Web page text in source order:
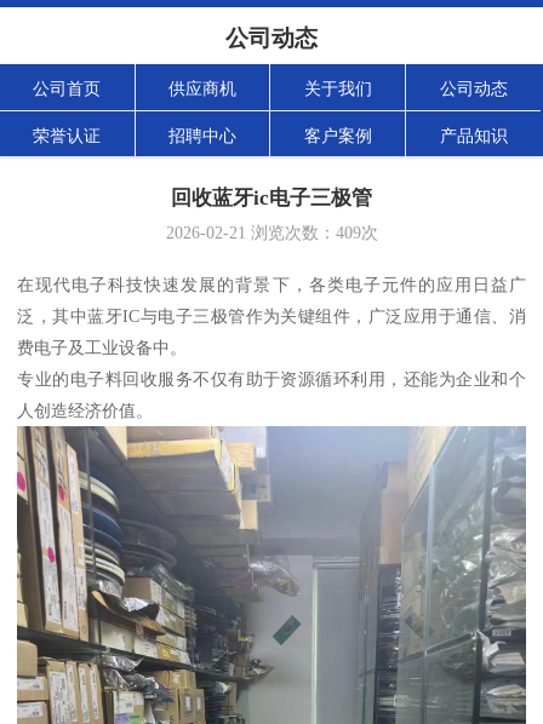
公司动态
公司首页 供应商机 关于我们 公司动态
荣誉认证 招聘中心 客户案例 产品知识
回收蓝牙ic电子三极管
2026-02-21 浏览次数： 409次
在现代电子科技快速发展的背景下，各类电子元件的应用日益广
泛，其中蓝牙IC与电子三极管作为关键组件，广泛应用于通信、消
费电子及工业设备中。
专业的电子料回收服务不仅有助于资源循环利用，还能为企业和个
人创造经济价值。